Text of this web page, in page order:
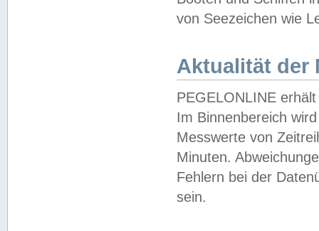
von Seezeichen wie
Aktualität der
PEGELONLINE
Im Binnenbereich
Messwerte von
Minuten.
Fehlern bei der
sein.